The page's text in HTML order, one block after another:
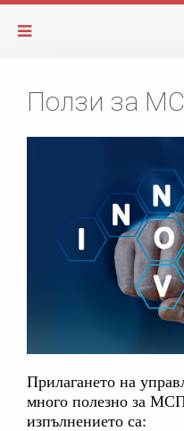
Ползи за
Прилагането на
много полезно за
изпълнението са: